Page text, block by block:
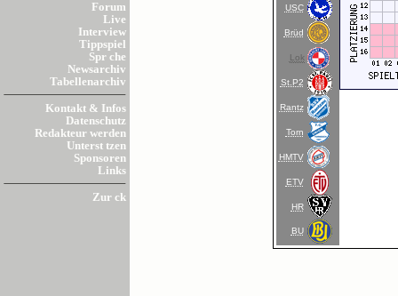
Forum
Live
Interview
Tippspiel
Spr che
Newsarchiv
Tabellenarchiv
Kontakt & Infos
Datenschutz
Redakteur werden
Unterst tzen
Sponsoren
Links
Zur ck
USC
Brüd
Lok
St.P2
Rantz
Torn
HMTV
ETV
HR
BU